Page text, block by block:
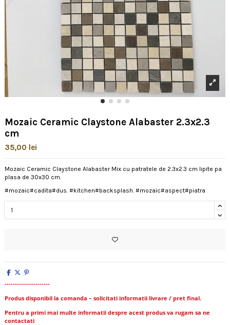
Mozaic Ceramic Claystone Alabaster 2.3x2.3
cm
35,00 lei
Mozaic Ceramic Claystone Alabaster Mix cu patratele de 2.3x2.3 cm lipite pa
plasa de 30x30 cm.
#mozaic#cadita#dus. #kitchen#backsplash. #mozaic#aspect#piatra
----------------------
Produs disponibil la comanda – solicitati informatii livrare / pret final.
Pentru a primi mai multe informatii despre acest produs va rugam sa ne
contactati